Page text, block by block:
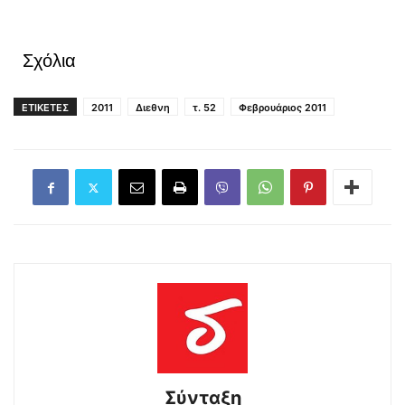
Σχόλια
ΕΤΙΚΕΤΕΣ 2011 Διεθνη τ. 52 Φεβρουάριος 2011
Σύνταξη